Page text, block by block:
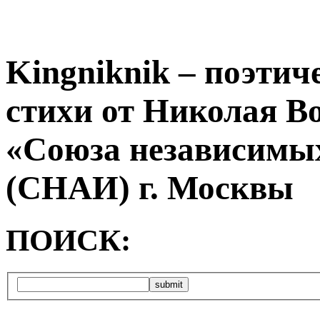
Kingniknik –
стихи от Николая
«Союза
(СНАИ) г. Москвы
ПОИСК: